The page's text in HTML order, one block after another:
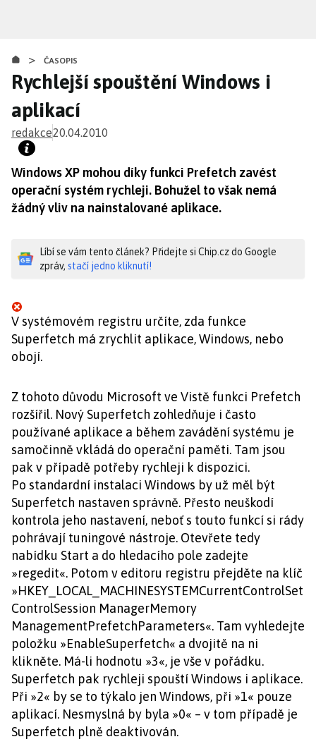
obsahu
> ČASOPIS
Rychlejší spouštění Windows i
aplikací
redakce20.04.2010
Windows XP mohou díky funkci Prefetch zavést
operační systém rychleji. Bohužel to však nemá
žádný vliv na nainstalované aplikace.
Líbí se vám tento článek? Přidejte si Chip.cz do Google
zpráv, stačí jedno kliknutí!
V systémovém registru určíte, zda funkce
Superfetch má zrychlit aplikace, Windows, nebo
obojí.
Z tohoto důvodu Microsoft ve Vistě funkci Prefetch
rozšířil. Nový Superfetch zohledňuje i často
používané aplikace a během zavádění systému je
samočinně vkládá do operační paměti. Tam jsou
pak v případě potřeby rychleji k dispozici.
Po standardní instalaci Windows by už měl být
Superfetch nastaven správně. Přesto neuškodí
kontrola jeho nastavení, neboť s touto funkcí si rády
pohrávají tuningové nástroje. Otevřete tedy
nabídku Start a do hledacího pole zadejte
»regedit«. Potom v editoru registru přejděte na klíč
»HKEY_LOCAL_MACHINESYSTEMCurrentControlSet
ControlSession ManagerMemory
ManagementPrefetchParameters«. Tam vyhledejte
položku »EnableSuperfetch« a dvojitě na ni
klikněte. Má-li hodnotu »3«, je vše v pořádku.
Superfetch pak rychleji spouští Windows i aplikace.
Při »2« by se to týkalo jen Windows, při »1« pouze
aplikací. Nesmyslná by byla »0« – v tom případě je
Superfetch plně deaktivován.